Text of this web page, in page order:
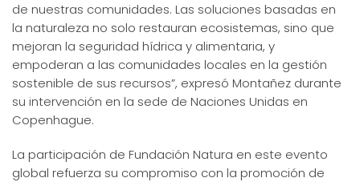
de nuestras comunidades. Las soluciones basadas en
la naturaleza no solo restauran ecosistemas, sino que
mejoran la seguridad hídrica y alimentaria, y
empoderan a las comunidades locales en la gestión
sostenible de sus recursos”, expresó Montañez durante
su intervención en la sede de Naciones Unidas en
Copenhague.
La participación de Fundación Natura en este evento
global refuerza su compromiso con la promoción de